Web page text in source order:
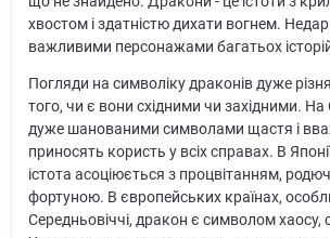
хвостом і здатністю дихати вогнем.
важливими персонажами багатьох
Погляди на символіку драконів дуже
того, чи є вони східними чи західними. На
дуже шанованими символами щастя і
приносять користь у всіх справах. В
істота асоціюється з процвітанням,
фортуною. В європейських країнах,
Середньовіччі, дракон є символом хаосу,